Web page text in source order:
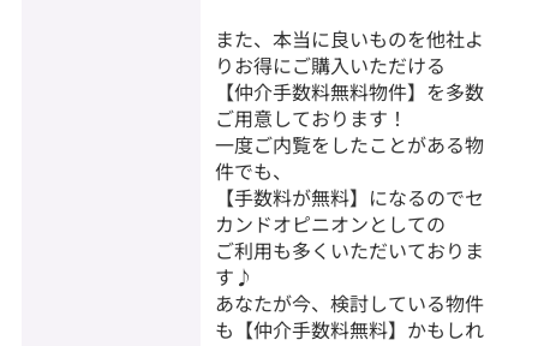
また、本当に良いものを他社よ
りお得にご購入いただける
【仲介手数料無料物件】を多数
ご用意しております！
一度ご内覧をしたことがある物
件でも、
【手数料が無料】になるのでセ
カンドオピニオンとしての
ご利用も多くいただいておりま
す♪
あなたが今、検討している物件
も【仲介手数料無料】かもしれ